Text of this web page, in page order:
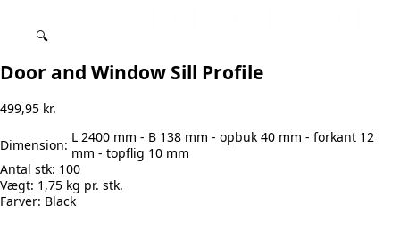
🔍
Door and Window Sill Profile
499,95 kr.
Dimension: L 2400 mm - B 138 mm - opbuk 40 mm - forkant 12
mm - topflig 10 mm
Antal stk: 100
Vægt: 1,75 kg pr. stk.
Farver: Black